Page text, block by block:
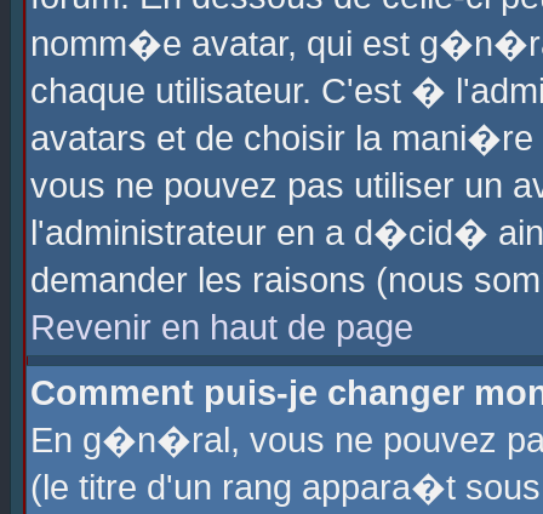
nomm�e avatar, qui est
chaque utilisateur. C'est �
avatars et de choisir la
vous ne pouvez pas utiliser un
l'administrateur en a d�cid�
demander les raisons (nous
Revenir en haut de page
Comment puis-je changer
En g�n�ral, vous ne pouvez
(le titre d'un rang appara�t